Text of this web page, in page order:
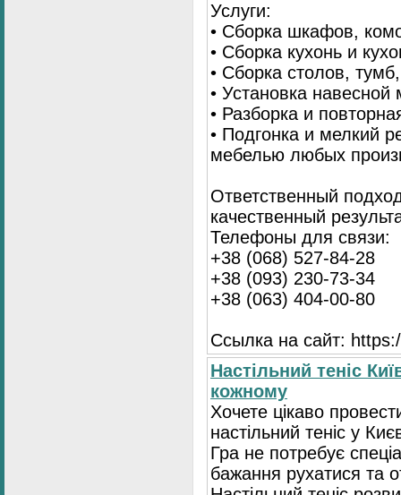
Услуги:
• Сборка шкафов,
• Сборка кухонь и
• Сборка столов,
• Установка
• Разборка и
• Подгонка и мелкий
мебелью любых
Ответственный
качественный
Телефоны для связи:
+38 (068) 527-84-28
+38 (093) 230-73-34
+38 (063) 404-00-80
Ссылка на сайт:
Настільний теніс
кожному
Хочете цікаво
настільний теніс у
Гра не потребує
бажання рухатися та